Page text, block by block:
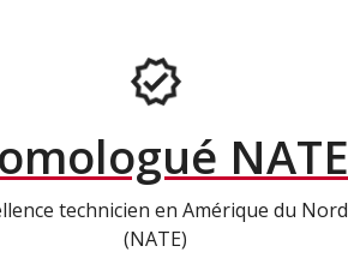
NATE
technicien en Amérique du Nord
(NATE)